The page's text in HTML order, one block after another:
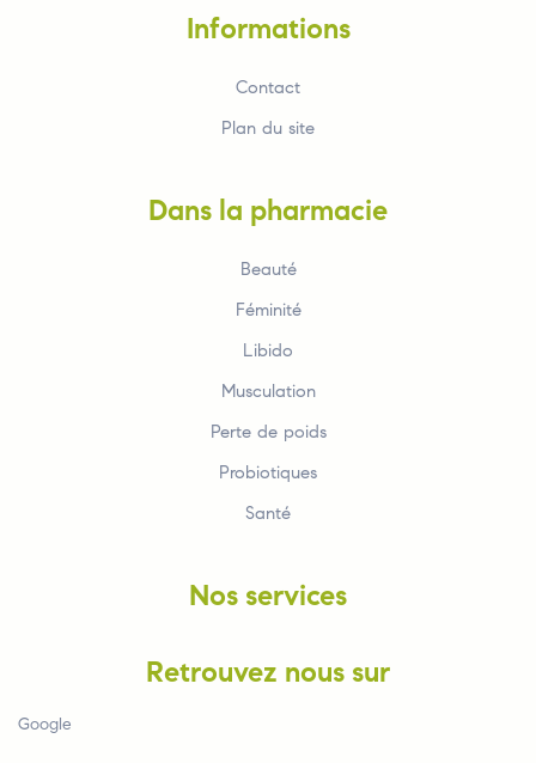
Informations
Contact
Plan du site
Dans la pharmacie
Beauté
Féminité
Libido
Musculation
Perte de poids
Probiotiques
Santé
Nos services
Retrouvez nous sur
Google